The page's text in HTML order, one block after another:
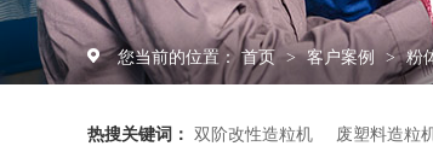
您当前的位置： 首页 > 客户案例 > 粉
热搜关键词： 双阶改性造粒机 废塑料造粒